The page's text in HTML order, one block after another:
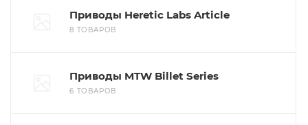
Приводы Heretic Labs Article
8 ТОВАРОВ
Приводы MTW Billet Series
6 ТОВАРОВ